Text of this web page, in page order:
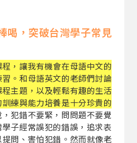
喝，突破台灣學子常見
，讓我有機會在母語中文的
。和母語英文的老師們討論
主題，以及輕鬆有趣的生活
練與能力培養是十分珍貴的
犯錯不要緊，問問題不要覺
子經常誤犯的錯誤，追求表
問、害怕犯錯。然而就像老